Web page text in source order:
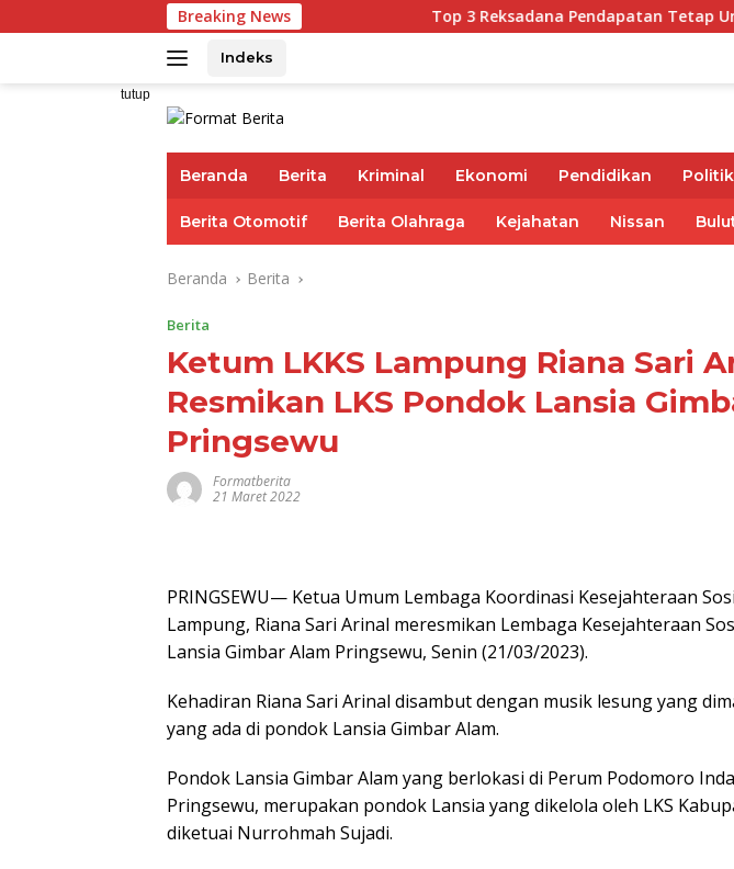
ke
Breaking News Top 3 Reksadana Pendapatan Tetap Ungguli
Indeks
tutup
Beranda Berita Kriminal Ekonomi Pendidikan Politik
Berita Otomotif Berita Olahraga Kejahatan Nissan
Beranda Berita
Berita
Ketum LKKS Lampung Riana Sari
Resmikan LKS Pondok Lansia
Pringsewu
Formatberita
21 Maret 2022
PRINGSEWU— Ketua Umum Lembaga Koordinasi Kesejahteraan
Lampung, Riana Sari Arinal meresmikan Lembaga Kesejahteraan
Lansia Gimbar Alam Pringsewu, Senin (21/03/2023).
Kehadiran Riana Sari Arinal disambut dengan musik lesung yang
yang ada di pondok Lansia Gimbar Alam.
Pondok Lansia Gimbar Alam yang berlokasi di Perum Podomoro
Pringsewu, merupakan pondok Lansia yang dikelola oleh LKS
diketuai Nurrohmah Sujadi.